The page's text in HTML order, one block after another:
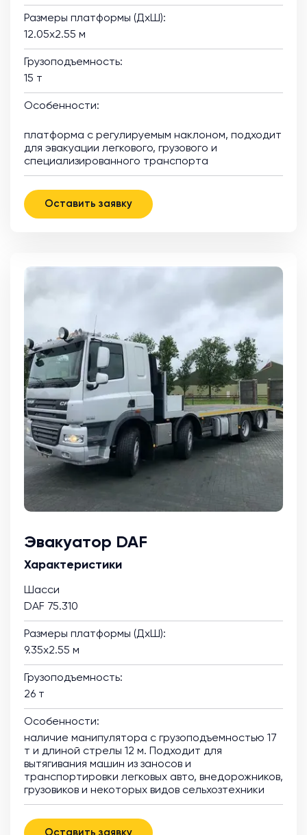
Размеры платформы (ДхШ):
12.05х2.55 м
Грузоподъемность:
15 т
Особенности:
платформа с регулируемым наклоном, подходит
для эвакуации легкового, грузового и
специализированного транспорта
Оставить заявку
Эвакуатор DAF
Характеристики
Шасси
DAF 75.310
Размеры платформы (ДхШ):
9.35х2.55 м
Грузоподъемность:
26 т
Особенности:
наличие манипулятора с грузоподъемностью 17
т и длиной стрелы 12 м. Подходит для
вытягивания машин из заносов и
транспортировки легковых авто, внедорожников,
грузовиков и некоторых видов сельхозтехники
Оставить заявку